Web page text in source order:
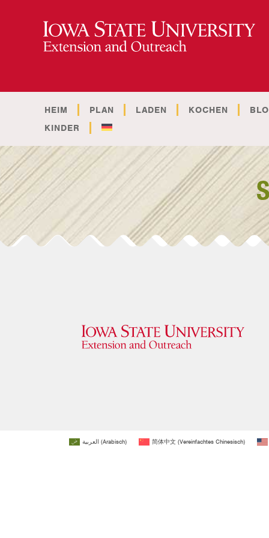
HEIM PLAN LADEN KOCHEN
KINDER
العربية (Arabisch) 简体中文 (Vereinfachtes Chinesisch)